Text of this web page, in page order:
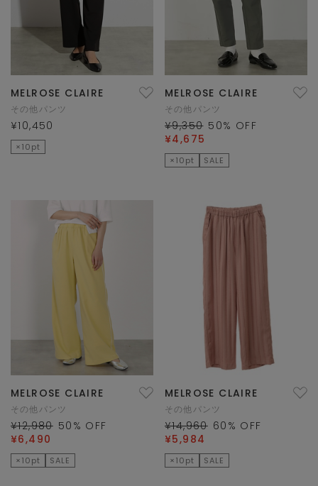
MELROSE CLAIRE
その他パンツ
¥10,450
×10pt
MELROSE CLAIRE
その他パンツ
¥9,350 50% OFF
¥4,675
×10pt SALE
MELROSE CLAIRE
その他パンツ
¥12,980 50 % OFF
¥6,490
×10pt SALE
MELROSE CLAIRE
その他パンツ
¥14,960 60 % OFF
¥5,984
×10pt SALE